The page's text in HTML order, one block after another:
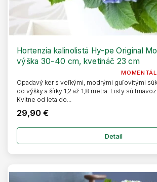
Hortenzia kalinolistá Hy-pe Original
výška 30-40 cm, kvetináč 23 cm
29,90 €
Detail
Opadavý ker s veľkými, modrými guľovitými
do výšky a šírky 1,2 až 1,8 metra. Listy sú
Kvitne od leta do...